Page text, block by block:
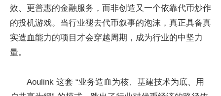
效、更普惠的金融服务，而非创造又一个依靠代币炒作
的投机游戏。当行业褪去代币叙事的泡沫，真正具备真
实造血能力的项目才会穿越周期，成为行业的中坚力
量。
Aoulink 这套 “业务造血为核、基建技术为底、用